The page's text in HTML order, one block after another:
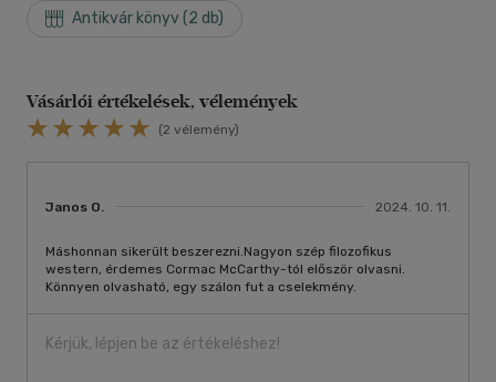
Antikvár könyv (2 db)
Vásárlói értékelések, vélemények
(2 vélemény)
Janos O. 2024. 10. 11.
Máshonnan sikerült beszerezni.Nagyon szép filozofikus
western, érdemes Cormac McCarthy-tól először olvasni.
Könnyen olvasható, egy szálon fut a cselekmény.
Kérjük, lépjen be az értékeléshez!